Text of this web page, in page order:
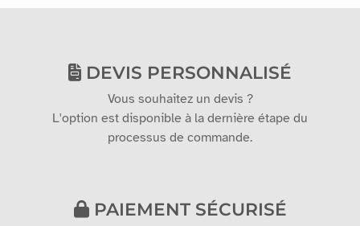
DEVIS PERSONNALISÉ
Vous souhaitez un devis ?
L'option est disponible à la dernière étape du
processus de commande.
PAIEMENT SÉCURISÉ